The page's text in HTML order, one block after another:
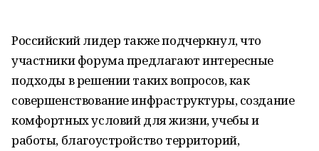
Российский лидер также подчеркнул, что
участники форума предлагают интересные
подходы в решении таких вопросов, как
совершенствование инфраструктуры, создание
комфортных условий для жизни, учебы и
работы, благоустройство территорий,